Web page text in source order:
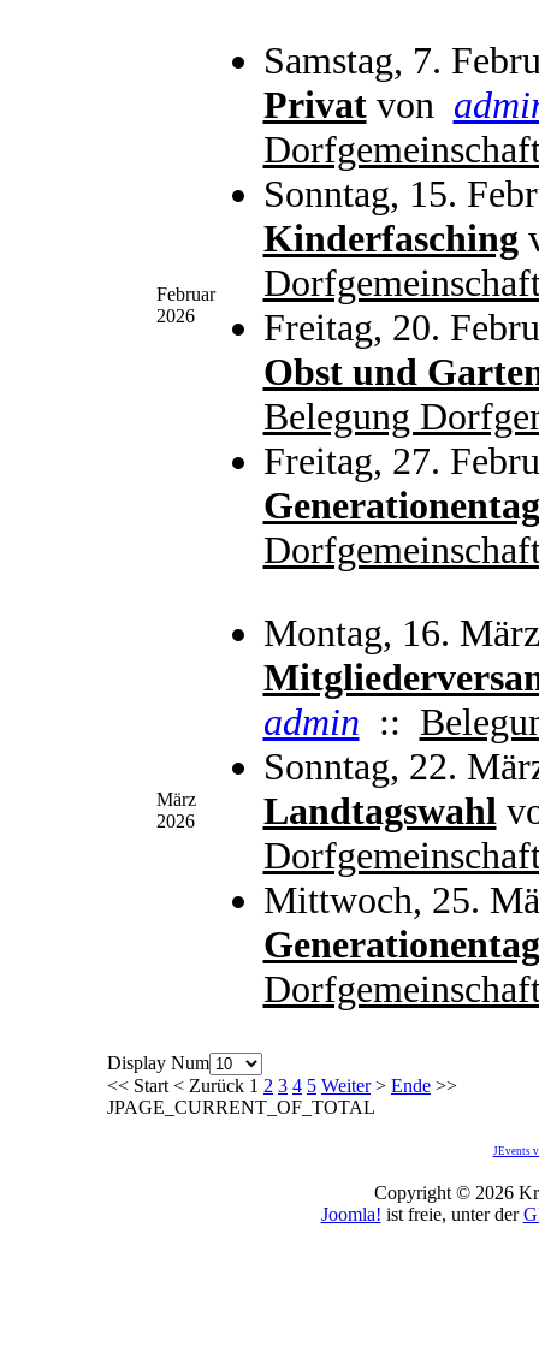
Februar
2026
Samstag, 7.
Privatvon
Sonntag, 15.
Kinderfasching
Freitag, 20.
Obst und
Belegung
Freitag, 27.
Generationentag
März
2026
Montag, 16.
admin ::
Sonntag, 22.
Landtagswahl
Mittwoch, 25.
Display Num
<< Start < Zurück 1 2 3 4 5 Weiter> Ende >>
JPAGE_CURRENT_OF_TOTAL
JEvents
Copyright © 2026
Joomla! ist freie, unter der